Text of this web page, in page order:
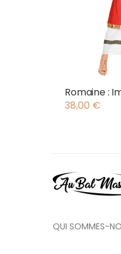
Romaine :
38,00 €
QUI SOMMES-